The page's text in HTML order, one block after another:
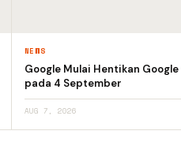
NEWS
Google Mulai Hentikan
pada 4 September
AUG 7, 2026